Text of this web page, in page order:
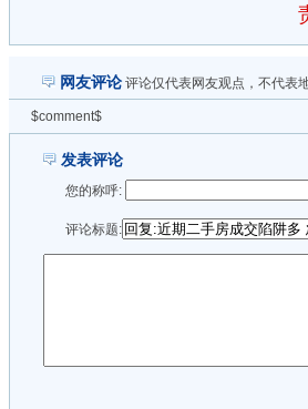
网友评论 评论仅代表网友观点，不代表
$comment$
发表评论
您的称呼:
评论标题: